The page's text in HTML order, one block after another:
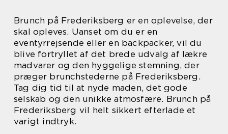
Brunch på Frederiksberg er en oplevelse, der
skal opleves. Uanset om du er en
eventyrrejsende eller en backpacker, vil du
blive fortryllet af det brede udvalg af lækre
madvarer og den hyggelige stemning, der
præger brunchstederne på Frederiksberg.
Tag dig tid til at nyde maden, det gode
selskab og den unikke atmosfære. Brunch på
Frederiksberg vil helt sikkert efterlade et
varigt indtryk.